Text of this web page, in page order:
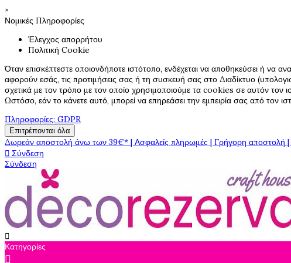
×
Νομικές Πληροφορίες
Έλεγχος απορρήτου
Πολιτική Cookie
Όταν επισκέπτεστε οποιονδήποτε ιστότοπο, ενδέχεται να αποθηκεύσει ή να
αφορούν εσάς, τις προτιμήσεις σας ή τη συσκευή σας στο Διαδίκτυο
σχετικά με τον τρόπο με τον οποίο χρησιμοποιούμε τα cookies σε αυτόν τον
Ωστόσο, εάν το κάνετε αυτό, μπορεί να επηρεάσει την εμπειρία σας από τον
Πληροφορίες: GDPR
Επιτρέπονται όλα
Δωρεάν αποστολή άνω των 39€* | Ασφαλείς πληρωμές | Γρήγορη αποστολή |
 Σύνδεση
Σύνδεση

Κατηγορίες
